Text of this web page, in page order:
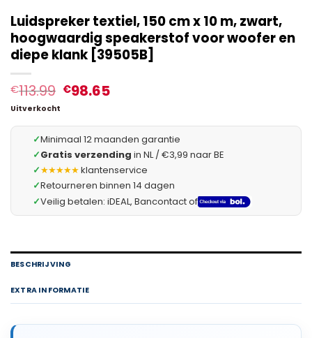
Luidspreker textiel, 150 cm x 10 m, zwart,
hoogwaardig speakerstof voor woofer en
diepe klank [39505B]
€113.99 €98.65
Uitverkocht
✓Minimaal 12 maanden garantie
✓Gratis verzending in NL / €3,99 naar BE
✓★★★★★klantenservice
✓Retourneren binnen 14 dagen
✓Veilig betalen: iDEAL, Bancontact of
BESCHRIJVING
EXTRA INFORMATIE